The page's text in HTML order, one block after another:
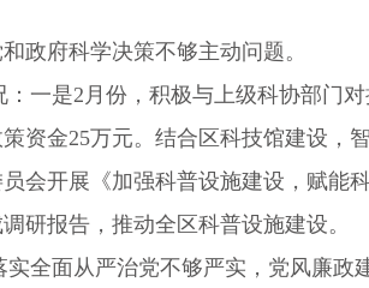
府科学决策不够主动问题。
是2月份，积极与上级科协部门对
资金25万元。结合区科技馆建设，
会开展《加强科普设施建设，赋能
研报告，推动全区科普设施建设。
面从严治党不够严实，党风廉政